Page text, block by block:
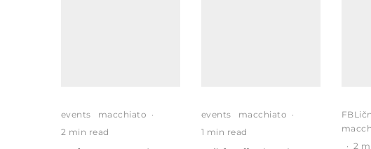
events macchiato ·
2 min read
events macchiato ·
1 min read
· 2